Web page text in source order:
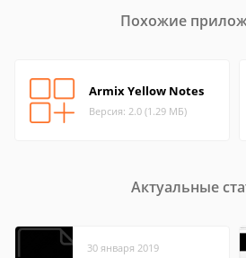
Похожие
Armix Yellow Notes
Версия: 2.0 (1.29 МБ)
Актуальные
30 января 2019